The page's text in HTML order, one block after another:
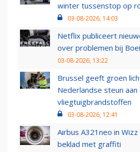
winter tussenstop op
03-08-2026, 14:03
Netflix publiceert
over problemen bij
03-08-2026, 13:22
Brussel geeft groen
Nederlandse steun aan
vliegtuigbrandstoffen
03-08-2026, 12:41
Airbus A321neo in
beklad met graffiti